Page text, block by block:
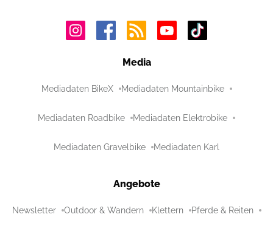
Media
Mediadaten BikeX Mediadaten Mountainbike
Mediadaten Roadbike Mediadaten Elektrobike
Mediadaten Gravelbike Mediadaten Karl
Angebote
Newsletter Outdoor & Wandern Klettern Pferde & Reiten